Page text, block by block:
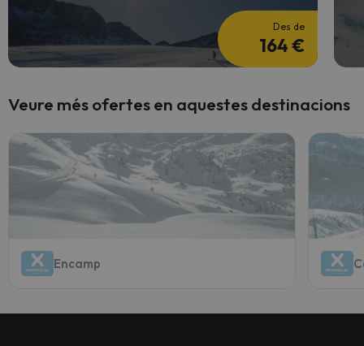
Des de
164 €
Veure més ofertes en aquestes destinacions
Encamp